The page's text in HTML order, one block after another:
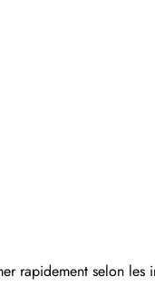
rapidement selon les